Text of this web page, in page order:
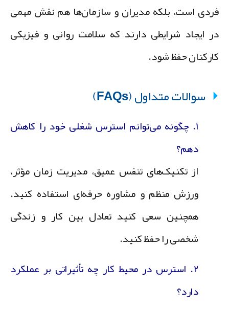
است، بلکه مدیران و سازمان‌ها هم نقش مهمی
ایجاد شرایطی دارند که سلامت روانی و فیزیکی
حفظ شود.
سوالات متداول (FAQs)
۱. چگونه می‌توانم استرس شغلی خود را کاهش
دهم؟
از تکنیک‌های تنفس عمیق، مدیریت زمان مؤثر،
ورزش منظم و مشاوره حرفه‌ای استفاده کنید.
همچنین سعی کنید تعادل بین کار و زندگی
شخصی را حفظ کنید.
۲. استرس در محیط کار چه تأثیراتی بر عملکرد
دارد؟